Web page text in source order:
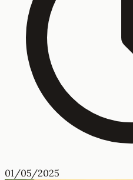
01/05/2025